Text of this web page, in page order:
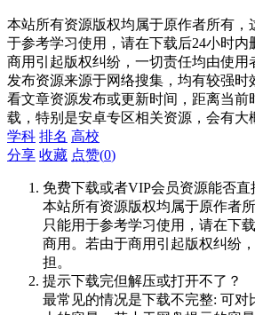
本站所有资源版权均属于原作者所有，
于参考学习使用，请在下载后24小时
商用引起版权纠纷，一切责任均由使用
发布资源来源于网络搜集，均有较强
看文章资源发布或更新时间，距离当前
载，特别是安卓专区相关资源，会有大
学科 排名 高校
分享 收藏 点赞(0)
免费下载或者VIP会员资源能否直
本站所有资源版权均属于原作者
只能用于参考学习使用，请在下
商用。若由于商用引起版权纠纷
担。
提示下载完但解压或打开不了？
最常见的情况是下载不完整: 可